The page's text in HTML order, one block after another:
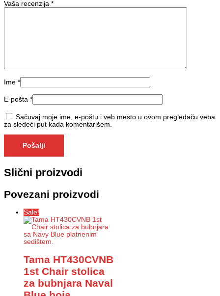
Vaša recenzija *
Ime *
E-pošta *
Sačuvaj moje ime, e-poštu i veb mesto u ovom pregledaču veba
za sledeći put kada komentarišem.
Slični proizvodi
Povezani proizvodi
Sale!
Tama HT430CVNB
1st Chair stolica
za bubnjara Naval